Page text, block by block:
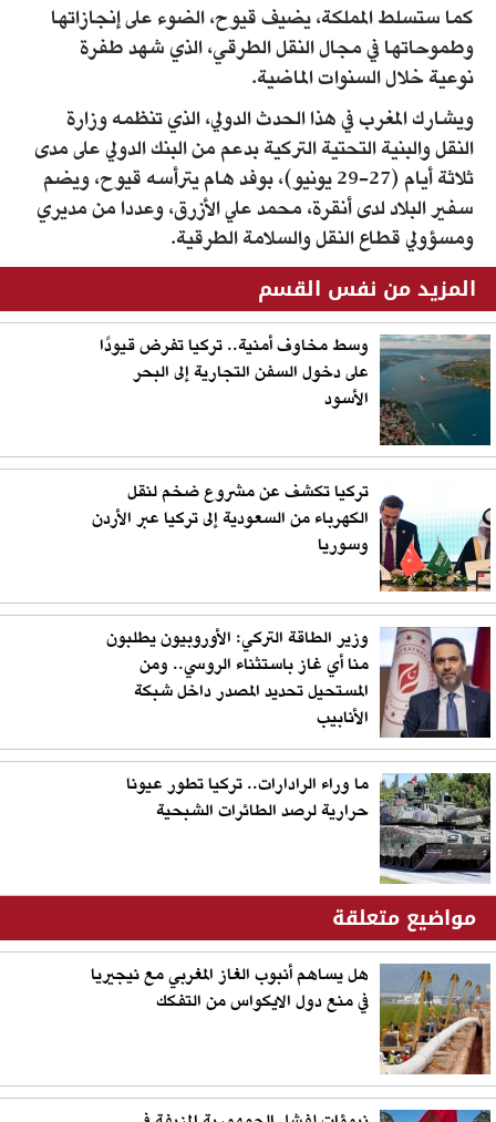
كما ستسلط المملكة، يضيف قيوح، الضوء على إنجازاتها
وطموحاتها في مجال النقل الطرقي، الذي شهد طفرة
نوعية خلال السنوات الماضية.
ويشارك المغرب في هذا الحدث الدولي، الذي تنظمه وزارة
النقل والبنية التحتية التركية بدعم من البنك الدولي على مدى
ثلاثة أيام (27-29 يونيو)، بوفد هام يترأسه قيوح، ويضم
سفير البلاد لدى أنقرة، محمد علي الأزرق، وعددا من مديري
ومسؤولي قطاع النقل والسلامة الطرقية.
المزيد من نفس القسم
وسط مخاوف أمنية.. تركيا تفرض قيودًا
على دخول السفن التجارية إلى البحر
الأسود
تركيا تكشف عن مشروع ضخم لنقل
الكهرباء من السعودية إلى تركيا عبر الأردن
وسوريا
وزير الطاقة التركي: الأوروبيون يطلبون
منا أي غاز باستثناء الروسي.. ومن
المستحيل تحديد المصدر داخل شبكة
الأنابيب
ما وراء الرادارات.. تركيا تطور عيونا
حرارية لرصد الطائرات الشبحية
مواضيع متعلقة
هل يساهم أنبوب الغاز المغربي مع نيجيريا
في منع دول الايكواس من التفكك